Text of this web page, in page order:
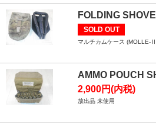
FOLDING
SOLD OUT
マルチカムケース (MOLLE-
AMMO POUCH
2,900円(内税)
放出品 未使用